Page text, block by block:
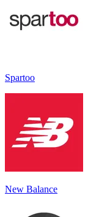
Spartoo
New Balance